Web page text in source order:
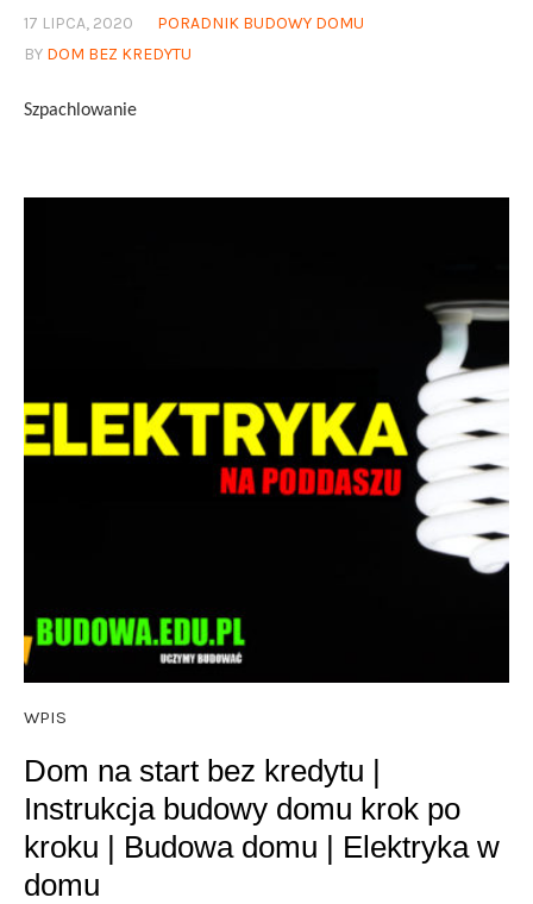
17 LIPCA, 2020
PORADNIK BUDOWY DOMU
BY DOM BEZ KREDYTU
Szpachlowanie
WPIS
Dom na start bez kredytu |
Instrukcja budowy domu krok po
kroku | Budowa domu | Elektryka w
domu